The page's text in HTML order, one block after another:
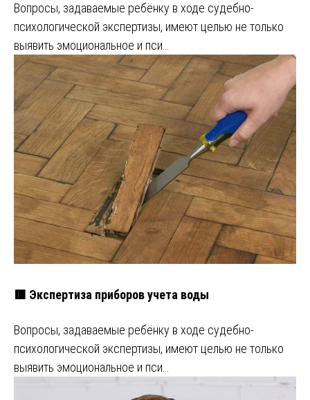
Вопросы, задаваемые ребёнку в ходе судебно-
психологической экспертизы, имеют целью не только
выявить эмоциональное и пси…
🟥 Экспертиза приборов учета воды
Вопросы, задаваемые ребёнку в ходе судебно-
психологической экспертизы, имеют целью не только
выявить эмоциональное и пси…